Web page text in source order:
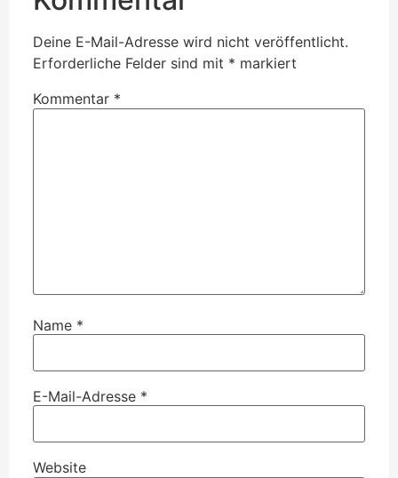
Deine E-Mail-Adresse wird nicht veröffentlicht.
Erforderliche Felder sind mit * markiert
Kommentar *
Name *
E-Mail-Adresse *
Website